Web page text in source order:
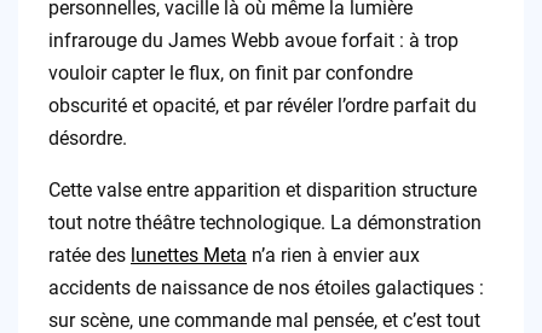
personnelles, vacille là où même la lumière
infrarouge du James Webb avoue forfait : à trop
vouloir capter le flux, on finit par confondre
obscurité et opacité, et par révéler l’ordre parfait du
désordre.
Cette valse entre apparition et disparition structure
tout notre théâtre technologique. La démonstration
ratée des lunettes Meta n’a rien à envier aux
accidents de naissance de nos étoiles galactiques :
sur scène, une commande mal pensée, et c’est tout